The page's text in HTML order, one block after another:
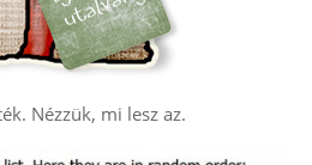
Nézzük, mi lesz az.